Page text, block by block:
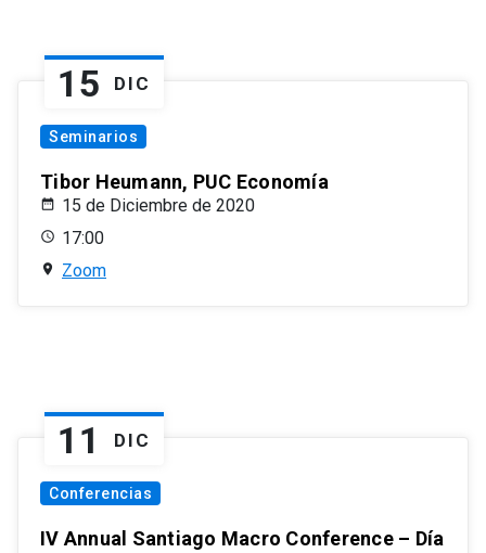
15 DIC
Seminarios
Tibor Heumann, PUC Economía
15 de Diciembre de 2020
17:00
Zoom
11 DIC
Conferencias
IV Annual Santiago Macro Conference – Día